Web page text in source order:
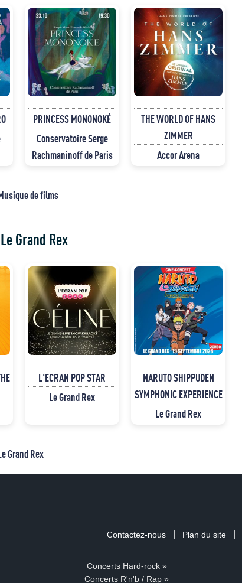
PRINCESS MONONOKÉ
Conservatoire Serge
Rachmaninoff de Paris
THE WORLD OF HANS
ZIMMER
Accor Arena
de films
Grand Rex
L'ECRAN POP STAR
Le Grand Rex
NARUTO SHIPPUDEN
SYMPHONIC EXPERIENCE
Le Grand Rex
Grand Rex
Contactez-nous Plan du site
Concerts Hard-rock »
Concerts R'n'b / Rap »